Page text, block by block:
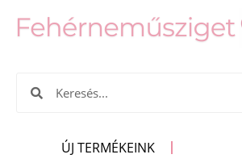
ÚJ TERMÉKEINK